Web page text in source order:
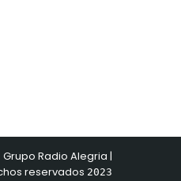
Grupo Radio Alegria |
reservados 2023